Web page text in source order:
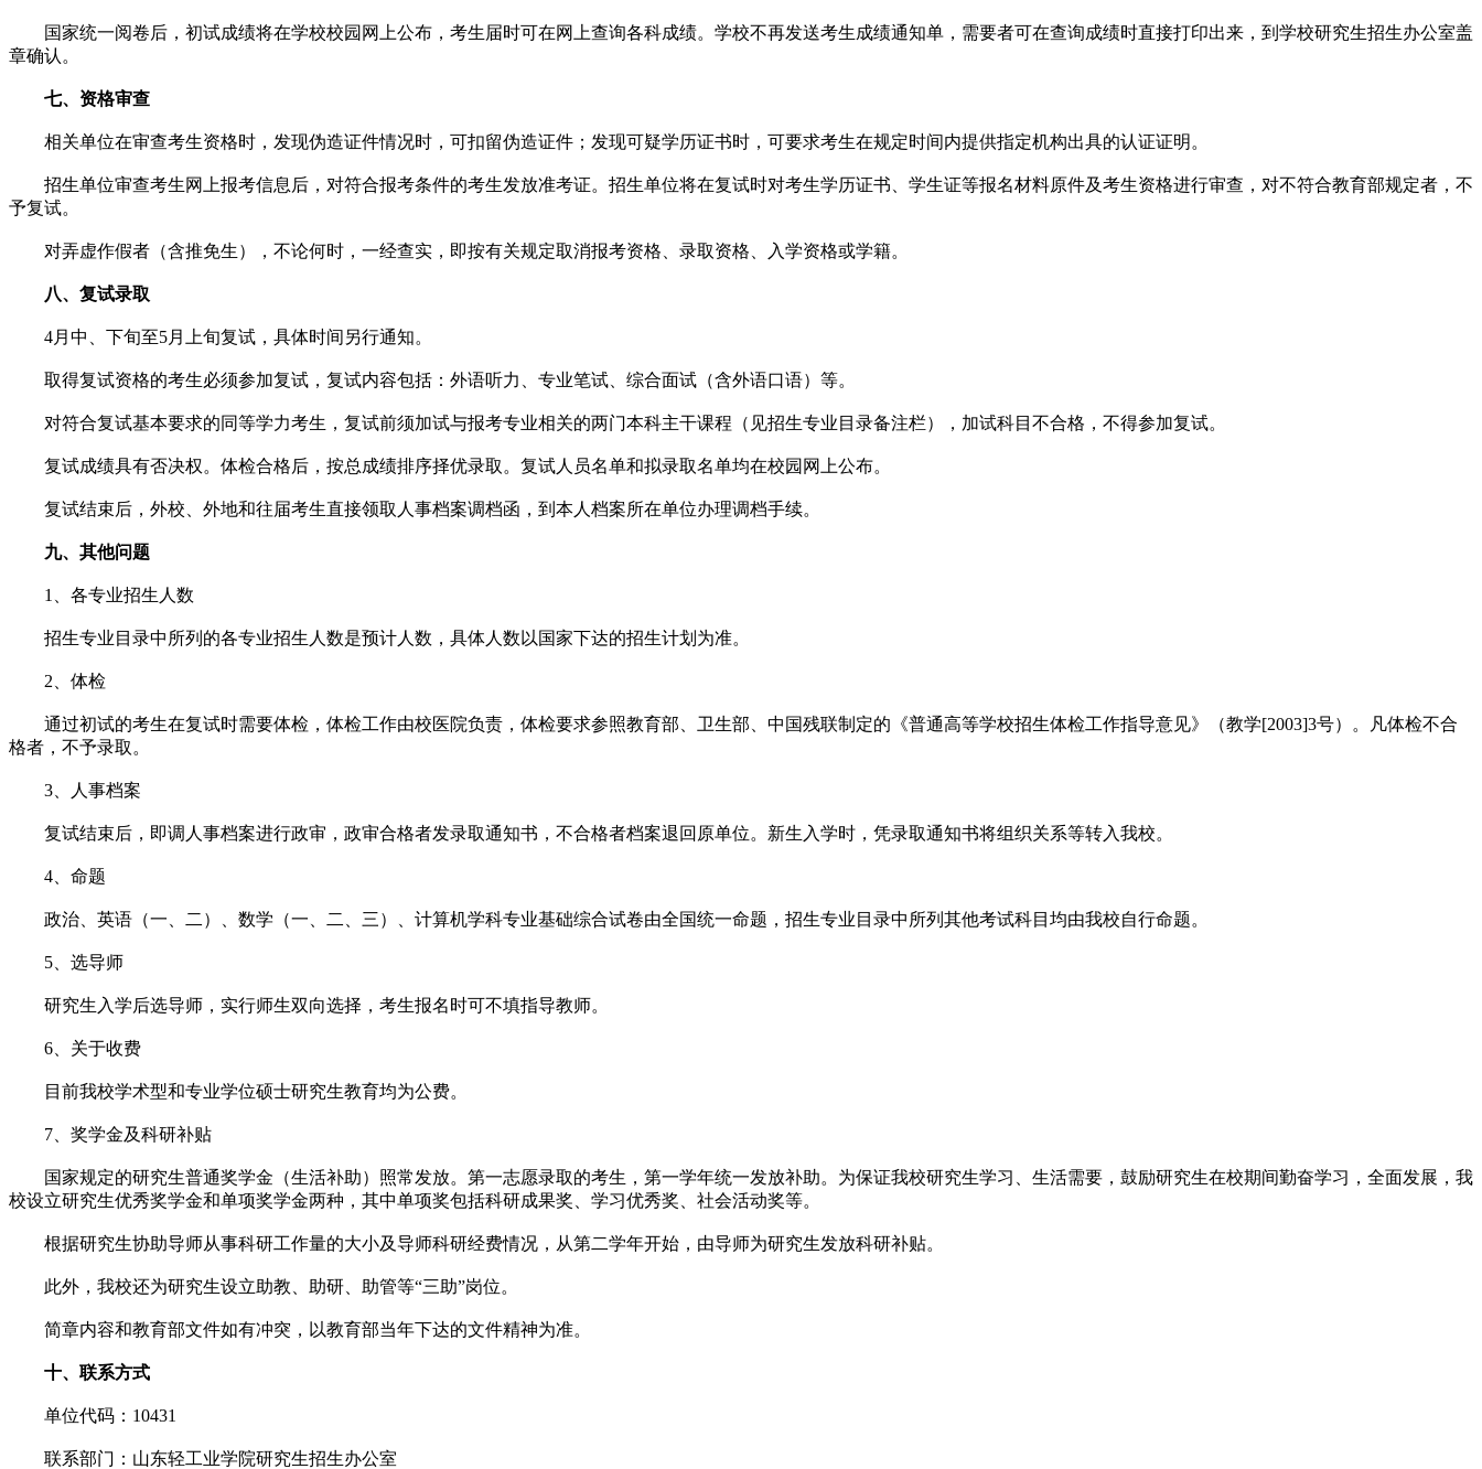
国家统一阅卷后，初试成绩将在学校校园网上公布，考生届时可在网上查询各科成绩。学校不再发送考生成绩通知单，需要者可在查询成绩时直接打印出来，到学校研究生招生办公室盖
章确认。
七、资格审查
相关单位在审查考生资格时，发现伪造证件情况时，可扣留伪造证件；发现可疑学历证书时，可要求考生在规定时间内提供指定机构出具的认证证明。
招生单位审查考生网上报考信息后，对符合报考条件的考生发放准考证。招生单位将在复试时对考生学历证书、学生证等报名材料原件及考生资格进行审查，对不符合教育部规定者，不
予复试。
对弄虚作假者（含推免生），不论何时，一经查实，即按有关规定取消报考资格、录取资格、入学资格或学籍。
八、复试录取
4月中、下旬至5月上旬复试，具体时间另行通知。
取得复试资格的考生必须参加复试，复试内容包括：外语听力、专业笔试、综合面试（含外语口语）等。
对符合复试基本要求的同等学力考生，复试前须加试与报考专业相关的两门本科主干课程（见招生专业目录备注栏），加试科目不合格，不得参加复试。
复试成绩具有否决权。体检合格后，按总成绩排序择优录取。复试人员名单和拟录取名单均在校园网上公布。
复试结束后，外校、外地和往届考生直接领取人事档案调档函，到本人档案所在单位办理调档手续。
九、其他问题
1、各专业招生人数
招生专业目录中所列的各专业招生人数是预计人数，具体人数以国家下达的招生计划为准。
2、体检
通过初试的考生在复试时需要体检，体检工作由校医院负责，体检要求参照教育部、卫生部、中国残联制定的《普通高等学校招生体检工作指导意见》（教学[2003]3号）。凡体检不合
格者，不予录取。
3、人事档案
复试结束后，即调人事档案进行政审，政审合格者发录取通知书，不合格者档案退回原单位。新生入学时，凭录取通知书将组织关系等转入我校。
4、命题
政治、英语（一、二）、数学（一、二、三）、计算机学科专业基础综合试卷由全国统一命题，招生专业目录中所列其他考试科目均由我校自行命题。
5、选导师
研究生入学后选导师，实行师生双向选择，考生报名时可不填指导教师。
6、关于收费
目前我校学术型和专业学位硕士研究生教育均为公费。
7、奖学金及科研补贴
国家规定的研究生普通奖学金（生活补助）照常发放。第一志愿录取的考生，第一学年统一发放补助。为保证我校研究生学习、生活需要，鼓励研究生在校期间勤奋学习，全面发展，我
校设立研究生优秀奖学金和单项奖学金两种，其中单项奖包括科研成果奖、学习优秀奖、社会活动奖等。
根据研究生协助导师从事科研工作量的大小及导师科研经费情况，从第二学年开始，由导师为研究生发放科研补贴。
此外，我校还为研究生设立助教、助研、助管等“三助”岗位。
简章内容和教育部文件如有冲突，以教育部当年下达的文件精神为准。
十、联系方式
单位代码：10431
联系部门：山东轻工业学院研究生招生办公室